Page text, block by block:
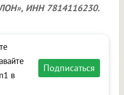
ИНН 7814116230.
в
Подписаться